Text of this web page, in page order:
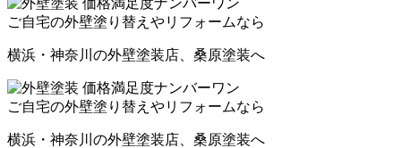
ご自宅の外壁塗り替えやリフォームなら
横浜・神奈川の外壁塗装店、桑原塗装へ
ご自宅の外壁塗り替えやリフォームなら
横浜・神奈川の外壁塗装店、桑原塗装へ